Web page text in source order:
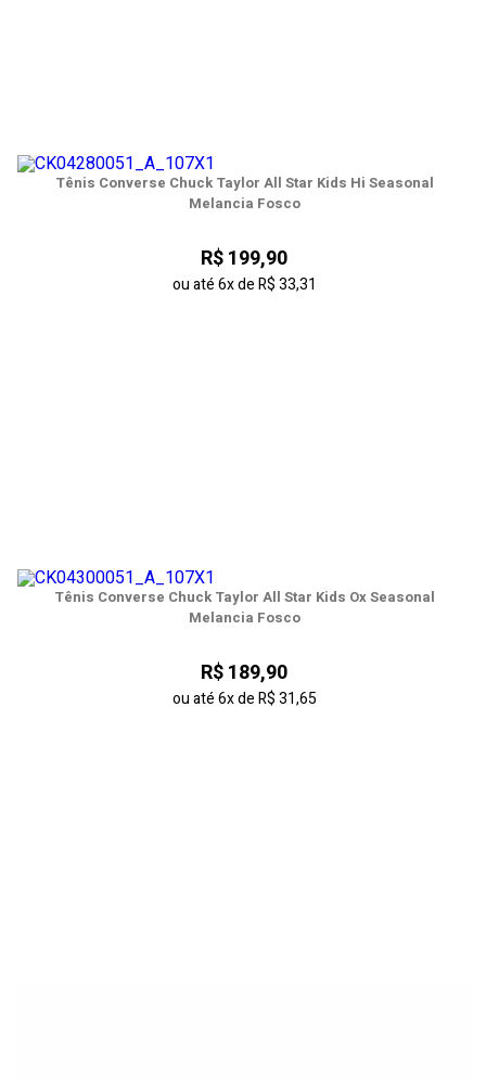
Tênis Converse Chuck Taylor All Star Kids Hi Seasonal
Melancia Fosco
R$ 199,90
ou até6xdeR$ 33,31
Tênis Converse Chuck Taylor All Star Kids Ox Seasonal
Melancia Fosco
R$ 189,90
ou até6xdeR$ 31,65